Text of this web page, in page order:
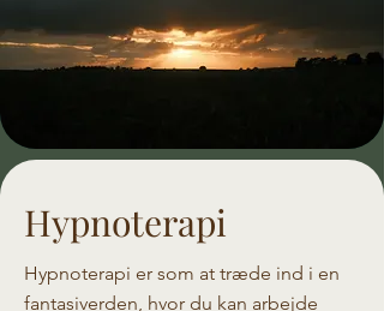
Hypnoterapi
Hypnoterapi er som at træde ind i en
fantasiverden, hvor du kan arbejde